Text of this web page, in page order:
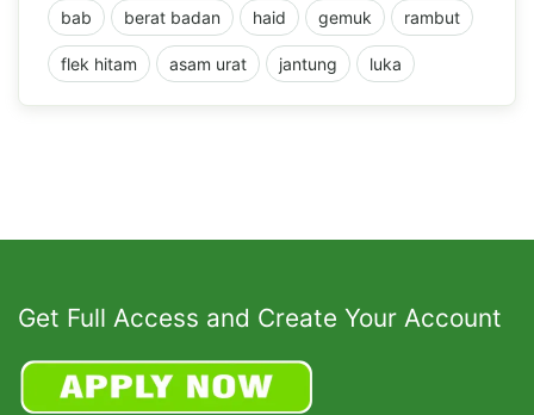
bab berat badan haid gemuk rambut
flek hitam asam urat jantung luka
Get Full Access and Create Your Account